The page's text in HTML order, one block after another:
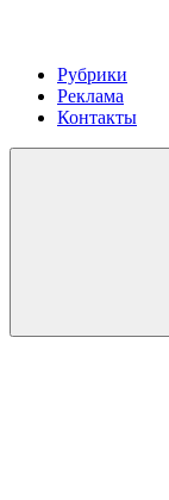
Рубрики
Реклама
Контакты